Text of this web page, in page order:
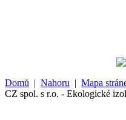
Domů | Nahoru | Mapa
CZ spol. s r.o. - Ekologické